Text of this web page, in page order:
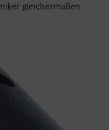
gleichermaßen